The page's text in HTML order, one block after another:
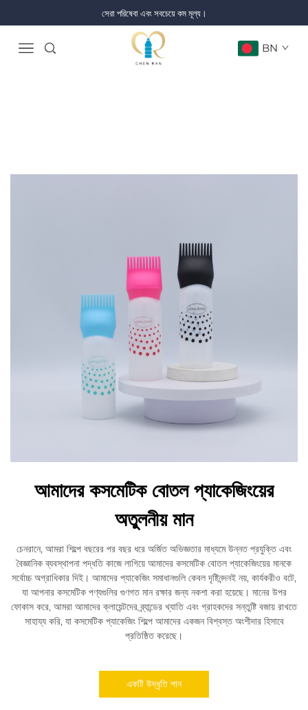
সেরা পরিষেবা এবং সবচেয়ে কম মূল্য।
BN
আমাদের কসমেটিক বোতল প্যাকেজিংয়ের
অতুলনীয় মান
চেনরানে, আমরা শিল্পে বছরের পর বছর ধরে অর্জিত অভিজ্ঞতার মাধ্যমে উন্নত প্রযুক্তি এবং
বৈজ্ঞানিক ব্যবস্থাপনা পদ্ধতি কাজে লাগিয়ে আমাদের কসমেটিক বোতল প্যাকেজিংয়ের মানকে
সর্বোচ্চ অগ্রাধিকার দিই। আমাদের প্যাকেজিং সমাধানগুলি কেবল দৃষ্টিনন্দনই নয়, কার্যকরীও বটে,
যা আপনার কসমেটিক পণ্যগুলির গুণগত মান রক্ষার জন্য নকশা করা হয়েছে। মানের উপর
ফোকাস করে, আমরা আমাদের ক্লায়েন্টদের ব্র্যান্ডের খ্যাতি এবং গ্রাহকদের সন্তুষ্টি বজায় রাখতে
সাহায্য করি, যা কসমেটিক প্যাকেজিং শিল্পে আমাদের একজন বিশ্বস্ত অংশীদার হিসাবে
প্রতিষ্ঠিত করেছে।
একটি উদ্ধৃতি পান